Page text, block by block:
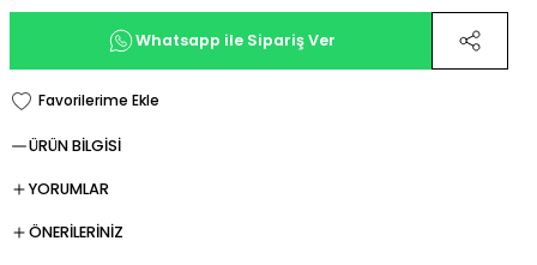
Whatsapp ile Sipariş Ver
ÜRÜN BİLGİSİ
YORUMLAR
ÖNERİLERİNİZ